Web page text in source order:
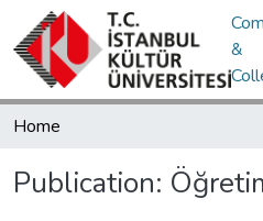
&
Home
Publication: